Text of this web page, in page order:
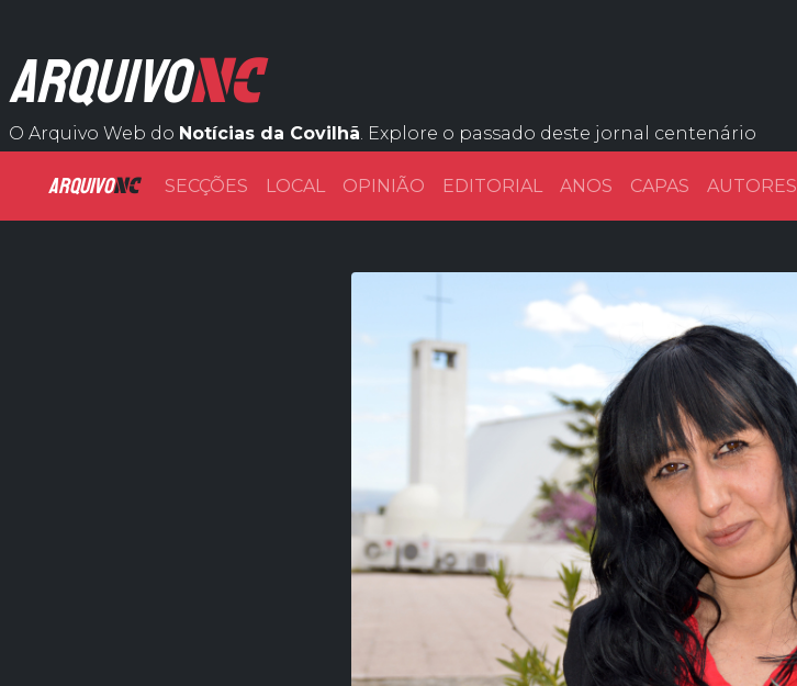
ARQUIVONC
O Arquivo Web do Notícias da Covilhã. Explore o passado deste jornal centenário
ARQUIVONC SECÇÕES LOCAL OPINIÃO EDITORIAL ANOS CAPAS AUTORES